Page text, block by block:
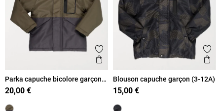
Ajouter aux favoris
Aperçu rapide
Parka capuche bicolore garçon
(3-12A)
20,00 €
Blouson capuche garçon (3-12A)
15,00 €